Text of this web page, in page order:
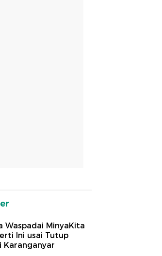
Waspadai MinyaKita
Ini usai Tutup
Karanganyar